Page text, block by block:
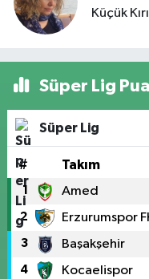
Küçük
Süper Lig
Süper Lig
# Takım
1 Amed
2 Erzurumspor
3 Başakşehir
4 Kocaelispor